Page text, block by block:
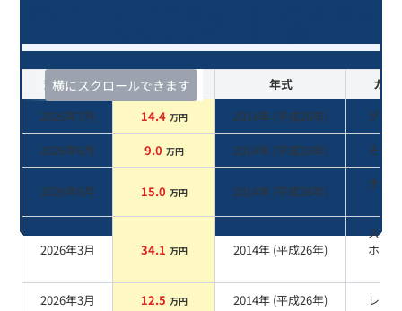
横にスクロールできます
査定時期 セルカ実績 年式
カラ
2026年7月
14.4 万円 2014年 (平成26年)
グレー
2026年6月
9.0 万円 2014年 (平成26年) その他
2026年6月 15.0 万円 2014年 (平成26年)
ホワ
2026年3月 34.1 万円 2014年 (平成26年)
スー
ホワ
2026年3月
12.5 万円 2014年 (平成26年)
レッド